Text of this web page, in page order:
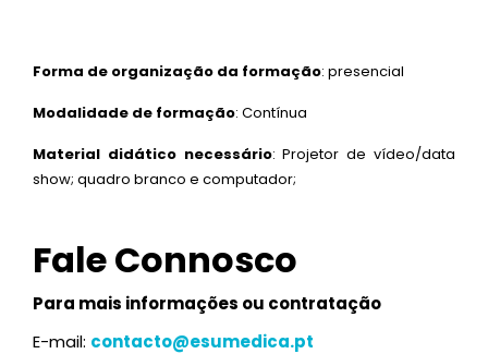
Forma de organização da formação: presencial
Modalidade de formação: Contínua
Material didático necessário: Projetor de vídeo/data
show; quadro branco e computador;
Fale Connosco
Para mais informações ou contratação
E-mail: contacto@esumedica.pt